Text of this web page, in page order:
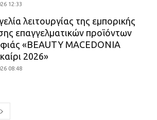
12:33
λειτουργίας της εμπορικής
επαγγελματικών προϊόντων
«BEAUTY MACEDONIA
2026»
08:48